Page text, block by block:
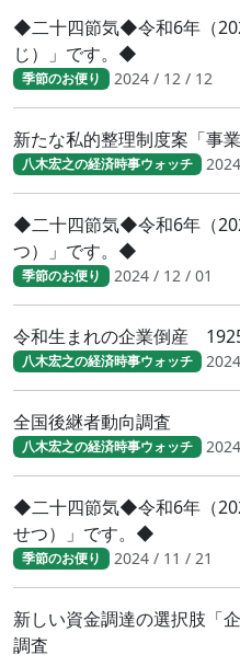
◆二十四節気◆令和6年（
じ）」です。◆
季節のお便り 2024 / 12 / 12
新たな私的整理制度案「事
八木宏之の経済時事ウォッチ
◆二十四節気◆令和6年（
つ）」です。◆
季節のお便り 2024 / 12 / 01
令和生まれの企業倒産
八木宏之の経済時事ウォッチ
全国後継者動向調査
八木宏之の経済時事ウォッチ
◆二十四節気◆令和6年（
せつ）」です。◆
季節のお便り 2024 / 11 / 21
新しい資金調達の選択肢「
調査